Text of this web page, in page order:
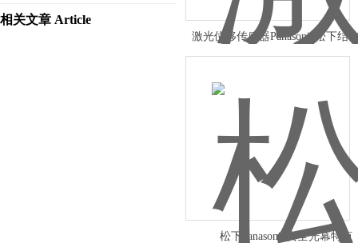
相关文章 Article
激光位移传感器Panasonic松下结
松下panasonic安全光幕特点